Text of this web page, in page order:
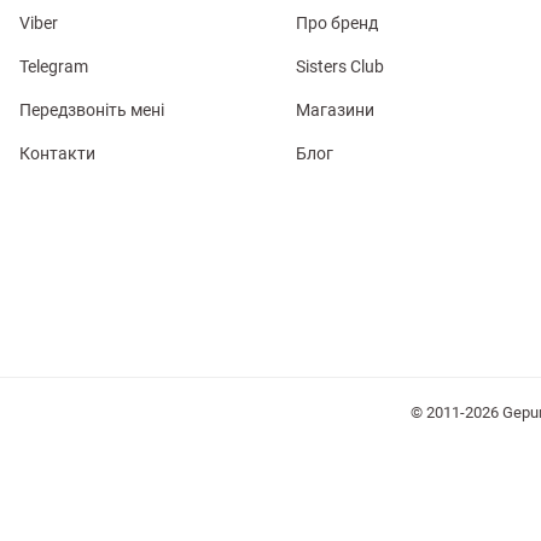
Viber
Telegram
Передзвоніть мені
Контакти
Про бренд
Sisters Club
Магазини
Блог
© 2011-2026